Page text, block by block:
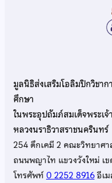
มูลนิธิส่งเสริมโอลิมปิกวิชา
ศึกษา
ในพระอุปถัมภ์สมเด็จพระเ
หลวงนราธิวาสราชนครินทร์
254 ตึกเคมี 2 คณะวิทยาศ
ถนนพญาไท แขวงวังใหม่ เ
โทรศัพท์0 2252 8916อีเ